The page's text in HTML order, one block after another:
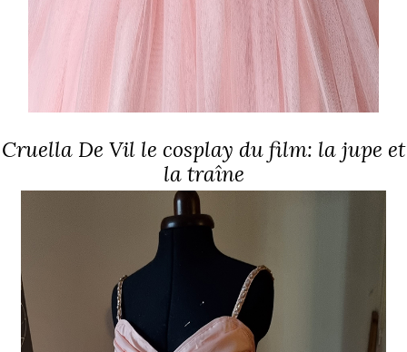
Cruella De Vil le cosplay du film: la jupe et
la traîne